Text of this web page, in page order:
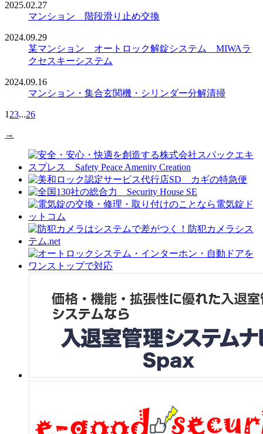
2025.02.27
マンション 階段滑り止め交換
2024.09.29
某マンション オートロック解錠システム MIWAラ
クセスキーシステム
2024.09.16
マンション・集合玄関機・シリンダー分解清掃
1 23...26
→